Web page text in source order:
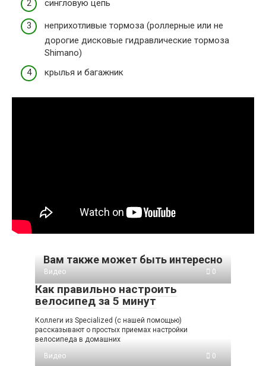
сингловую цепь
неприхотливые тормоза (роллерные или не
дорогие дисковые гидравлические тормоза
Shimano)
крылья и багажник
Вам также может быть интересно
Видео 0
Как правильно настроить
велосипед за 5 минут
Коллеги из Specialized (с нашей помощью)
рассказывают о простых приемах настройки
велосипеда в домашних
Видео
0